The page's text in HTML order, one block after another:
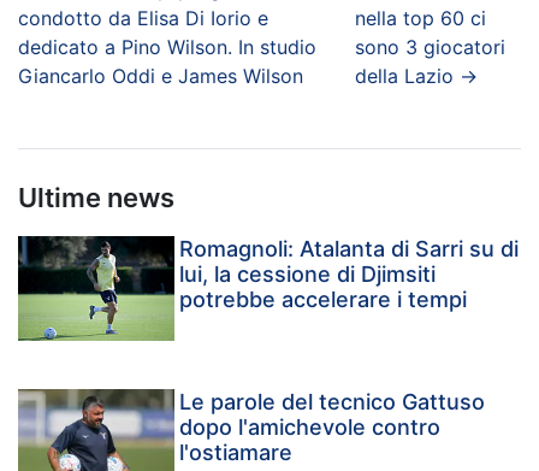
condotto da Elisa Di Iorio e
dedicato a Pino Wilson. In studio
Giancarlo Oddi e James Wilson
nella top 60 ci
sono 3 giocatori
della Lazio →
Ultime news
Romagnoli: Atalanta di Sarri su di
lui, la cessione di Djimsiti
potrebbe accelerare i tempi
Le parole del tecnico Gattuso
dopo l'amichevole contro
l'ostiamare